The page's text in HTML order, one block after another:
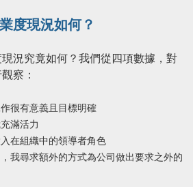
度現況如何？
況究竟如何？我們從四項數據，對
察：
很有意義且目標明確
滿活力
在組織中的領導者角色
我尋求額外的方式為公司做出要求之外的